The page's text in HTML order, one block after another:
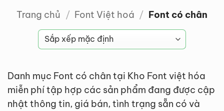
Trang chủ / Font Việt hoá / Font có chân
Danh mục Font có chân tại Kho Font việt hóa
miễn phí tập hợp các sản phẩm đang được cập
nhật thông tin, giá bán, tình trạng sẵn có và